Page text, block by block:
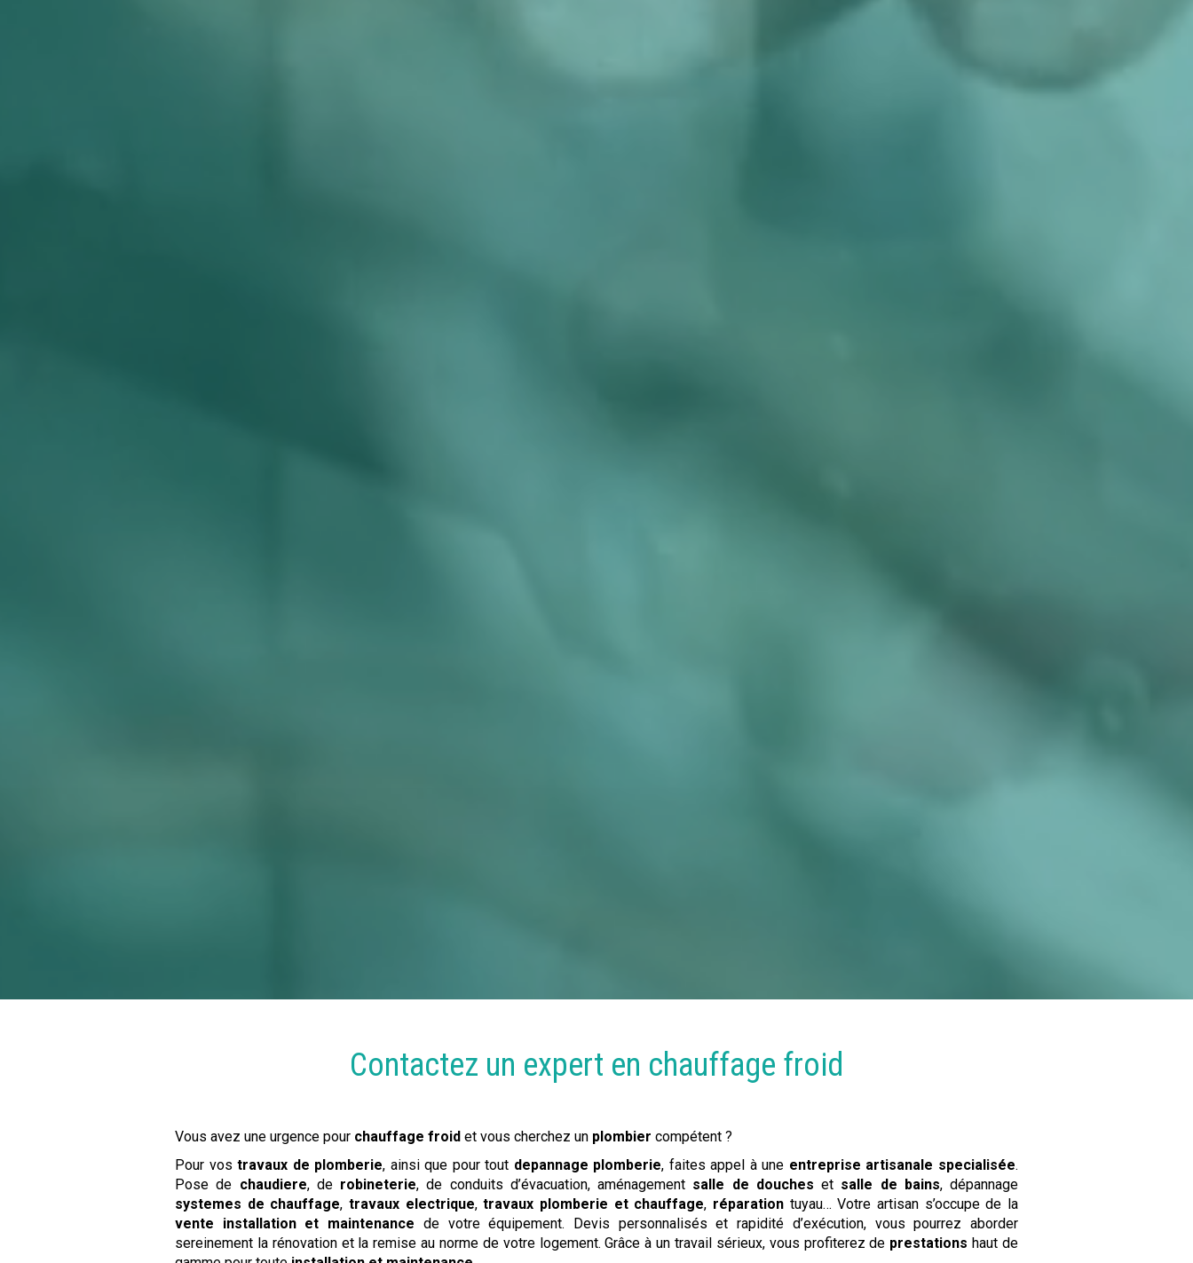
Contactez un expert en chauffage froid
Vous avez une urgence pour chauffage froid et vous cherchez un plombiercompétent ?
Pour vostravaux de plomberie, ainsi que pour tout depannage plomberie, faites appel à une entreprise artisanale specialisée.
Pose de chaudiere, de robineterie, de conduits d’évacuation, aménagement salle de douches et salle de bains, dépannage
systemes de chauffage,travaux electrique,travaux plomberie et chauffage, réparation tuyau… Votre artisan s’occupe de la
vente
installation et maintenance de votre équipement. Devis personnalisés et rapidité d’exécution, vous pourrez aborder
sereinement la rénovation et la remise au norme de votre logement. Grâce à un travail sérieux, vous profiterez de prestations haut de